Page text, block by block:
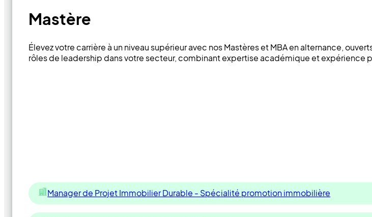
Mastère
Élevez votre carrière à un niveau supérieur avec nos Mastères et MBA en alternance,
rôles de leadership dans votre secteur, combinant expertise académique et expérience
Manager de Projet Immobilier Durable - Spécialité promotion immobilière